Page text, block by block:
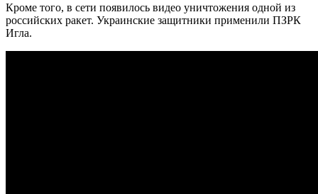
Кроме того, в сети появилось видео уничтожения одной из
российских ракет. Украинские защитники применили ПЗРК
Игла.